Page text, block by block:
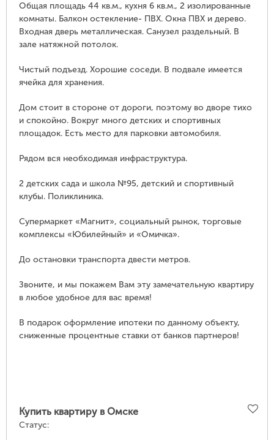
Общая площадь 44 кв.м., кухня 6 кв.м., 2 изолированные
комнаты. Балкон остекление- ПВХ. Окна ПВХ и дерево.
Входная дверь металлическая. Санузел раздельный. В
зале натяжной потолок.
Чистый подъезд. Хорошие соседи. В подвале имеется
ячейка для хранения.
Дом стоит в стороне от дороги, поэтому во дворе тихо
и спокойно. Вокруг много детских и спортивных
площадок. Есть место для парковки автомобиля.
Рядом вся необходимая инфраструктура.
2 детских сада и школа №95, детский и спортивный
клубы. Поликлиника.
Супермаркет «Магнит», социальный рынок, торговые
комплексы «Юбилейный» и «Омичка».
До остановки транспорта двести метров.
Звоните, и мы покажем Вам эту замечательную квартиру
в любое удобное для вас время!
В подарок оформление ипотеки по данному объекту,
сниженные процентные ставки от банков партнеров!
Купить квартиру в Омске
Статус: